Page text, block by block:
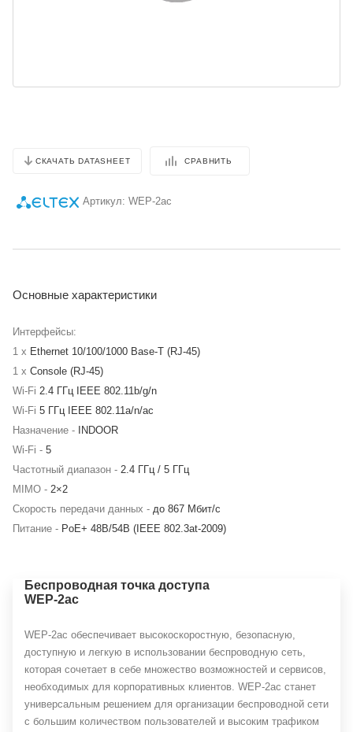
СКАЧАТЬ DATASHEET СРАВНИТЬ
Артикул: WEP-2ac
Основные характеристики
Интерфейсы:
1 x Ethernet 10/100/1000 Base-T (RJ-45)
1 x Console (RJ-45)
Wi-Fi 2.4 ГГц IEEE 802.11b/g/n
Wi-Fi 5 ГГц IEEE 802.11a/n/ac
Назначение -
INDOOR
Wi-Fi - 5
Частотный диапазон - 2.4 ГГц / 5 ГГц
MIMO - 2×2
Скорость передачи данных - до 867 Мбит/c
Питание - PoE+ 48В/54В (IEEE 802.3at-2009)
Беспроводная точка доступа
WEP-2ac
WEP-2ac обеспечивает высокоскоростную, безопасную,
доступную и легкую в использовании беспроводную сеть,
которая сочетает в себе множество возможностей и сервисов,
необходимых для корпоративных клиентов. WEP-2ac станет
универсальным решением для организации беспроводной сети
с большим количеством пользователей и высоким трафиком